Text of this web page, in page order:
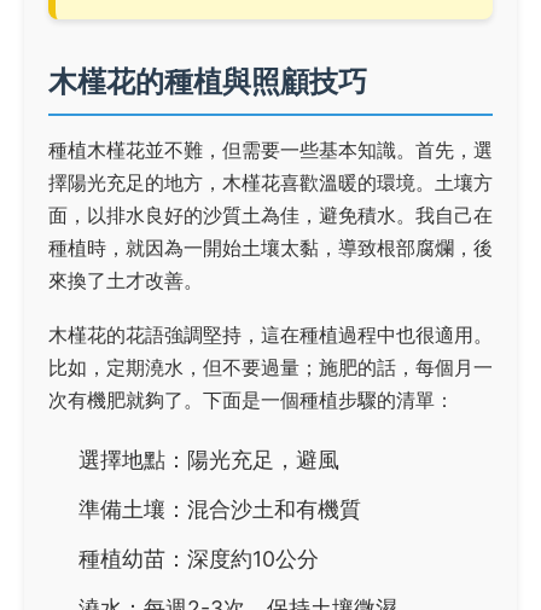
木槿花的種植與照顧技巧
種植木槿花並不難，但需要一些基本知識。首先，選
擇陽光充足的地方，木槿花喜歡溫暖的環境。土壤方
面，以排水良好的沙質土為佳，避免積水。我自己在
種植時，就因為一開始土壤太黏，導致根部腐爛，後
來換了土才改善。
木槿花的花語強調堅持，這在種植過程中也很適用。
比如，定期澆水，但不要過量；施肥的話，每個月一
次有機肥就夠了。下面是一個種植步驟的清單：
選擇地點：陽光充足，避風
準備土壤：混合沙土和有機質
種植幼苗：深度約10公分